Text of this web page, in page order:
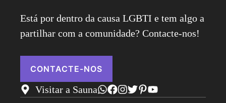
Está por dentro da causa LGBTI e tem algo a
partilhar com a comunidade? Contacte-nos!
CONTACTE-NOS
Visitar a Sauna